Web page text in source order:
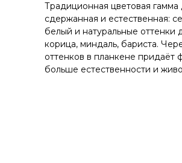
Традиционная цветовая
сдержанная и естественная:
белый и натуральные оттенки
корица, миндаль, бариста.
оттенков в планкене придаёт
больше естественности и